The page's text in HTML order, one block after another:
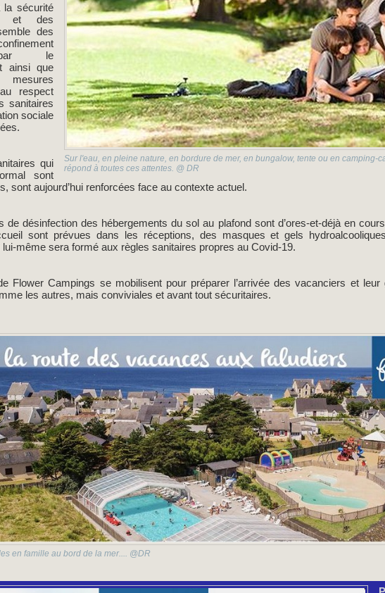
Sur l'eau, en pleine nature, en bordure de mer, en bungalow, tente ou en camping-
répond à toutes ces attentes. @ DR
la sécurité
et des
des
le
ainsi que
respect
sanitaires
sociale
qui
sont
sont aujourd’hui renforcées face au contexte actuel.
de désinfection des hébergements du sol au plafond sont d’ores-et-déjà en
sont prévues dans les réceptions, des masques et gels
lui-même sera formé aux règles sanitaires propres au Covid-19.
Flower Campings se mobilisent pour préparer l’arrivée des vacanciers et leur
les autres, mais conviviales et avant tout sécuritaires.
en famille au bord de la mer.... @DR